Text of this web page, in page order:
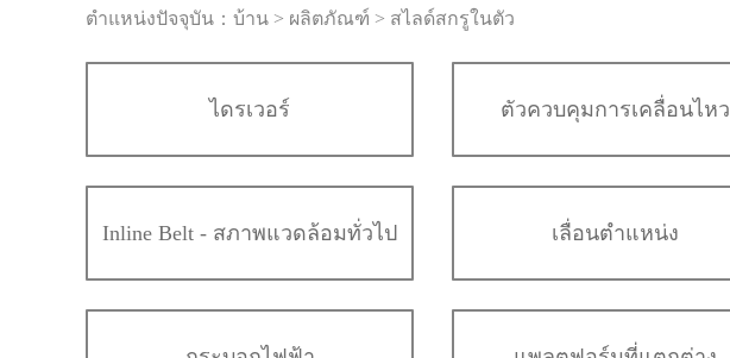
ตำแหน่งปัจจุบัน： บ้าน > ผลิตภัณฑ์ > สไลด์สกรูในตัว
ไดรเวอร์ ตัวควบคุมการเคลื่อนไหว
Inline Belt - สภาพแวดล้อมทั่วไป เลื่อนตำแหน่ง